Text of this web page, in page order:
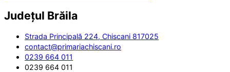
Județul Brăila
Strada Principală 224, Chiscani 817025
contact@primariachiscani.ro
0239 664 011
0239 664 011